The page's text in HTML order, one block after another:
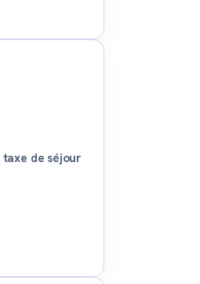
taxe de séjour